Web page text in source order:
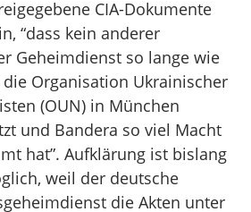
CIA-Dokumente
“dass kein anderer
Geheimdienst so lange wie
die Organisation Ukrainischer
(OUN) in München
und Bandera so viel Macht
hat”. Aufklärung ist bislang
weil der deutsche
die Akten unter